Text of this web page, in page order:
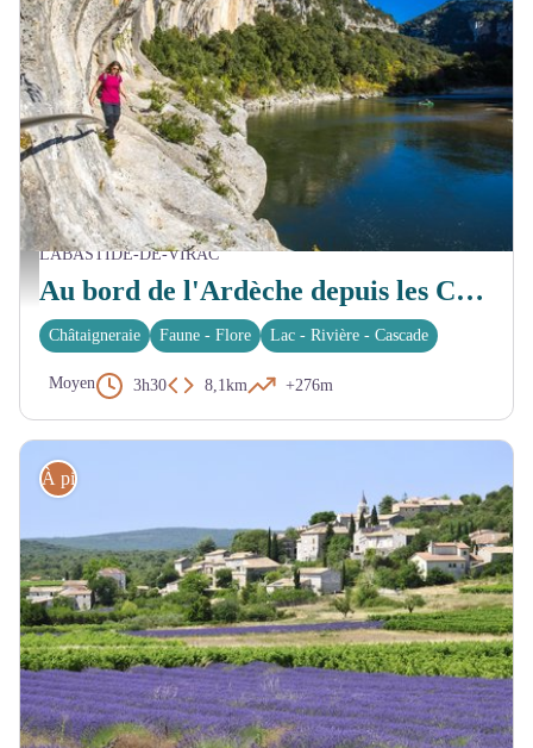
LABASTIDE-DE-VIRAC
Au bord de l'Ardèche depuis les Crottes
Châtaigneraie Faune - Flore Lac - Rivière - Cascade
Moyen 3h30 8,1km +276m
À pied